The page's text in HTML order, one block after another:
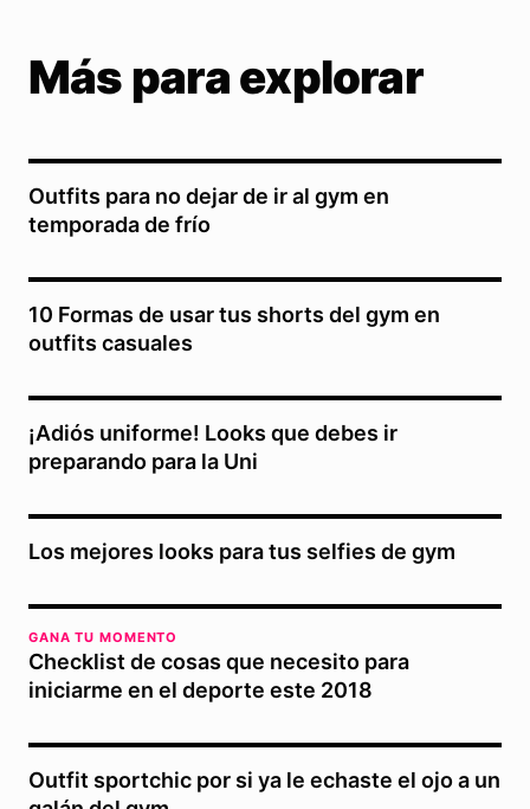
Más para explorar
Outfits para no dejar de ir al gym en
temporada de frío
10 Formas de usar tus shorts del gym en
outfits casuales
¡Adiós uniforme! Looks que debes ir
preparando para la Uni
Los mejores looks para tus selfies de gym
GANA TU MOMENTO
Checklist de cosas que necesito para
iniciarme en el deporte este 2018
Outfit sportchic por si ya le echaste el ojo a un